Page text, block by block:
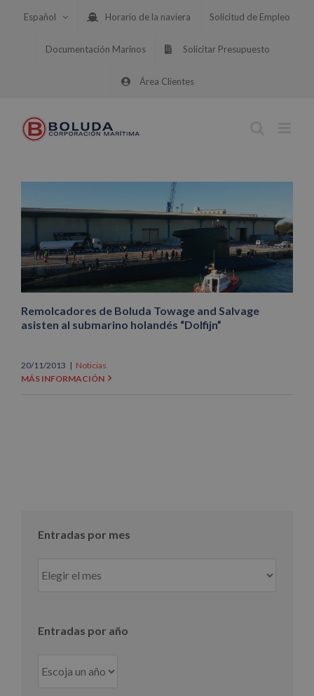
Español Horario de la naviera Solicitud de Empleo
Documentación Marinos Solicitar Presupuesto
Área Clientes
Remolcadores de Boluda Towage and Salvage
asisten al submarino holandés “Dolfijn”
20/11/2013 | Noticias
MÁS INFORMACIÓN
Entradas por mes
por
Entradas por año